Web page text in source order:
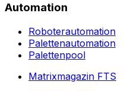
Automation
Roboterautomation
Palettenautomation
Palettenpool
Matrixmagazin FTS